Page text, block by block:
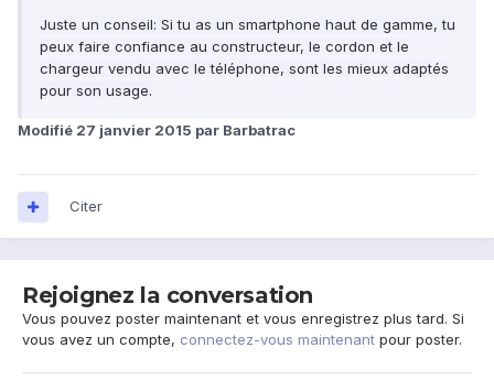
Juste un conseil: Si tu as un smartphone haut de gamme, tu
peux faire confiance au constructeur, le cordon et le
chargeur vendu avec le téléphone, sont les mieux adaptés
pour son usage.
Modifié 27 janvier 2015 par Barbatrac
Citer
Rejoignez la conversation
Vous pouvez poster maintenant et vous enregistrez plus tard. Si
vous avez un compte, connectez-vous maintenant pour poster.